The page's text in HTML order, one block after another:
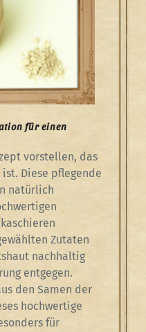
für einen
vorstellen, das
Diese pflegende
natürlich
Zutaten
nachhaltig
entgegen.
den Samen der
hochwertige
für